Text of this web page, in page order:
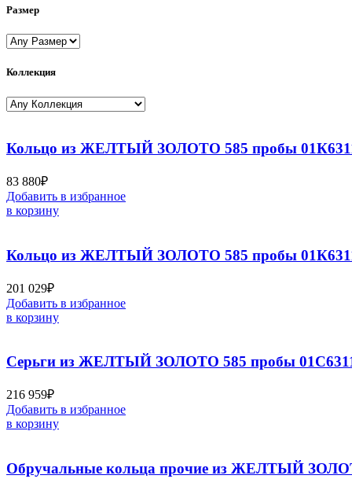
Размер
Коллекция
Кольцо из ЖЕЛТЫЙ ЗОЛОТО 585 пробы
83 880₽
Добавить в избранное
в корзину
Кольцо из ЖЕЛТЫЙ ЗОЛОТО 585 пробы
201 029₽
Добавить в избранное
в корзину
Серьги из ЖЕЛТЫЙ ЗОЛОТО 585 пробы
216 959₽
Добавить в избранное
в корзину
Обручальные кольца прочие из ЖЕЛТЫЙ